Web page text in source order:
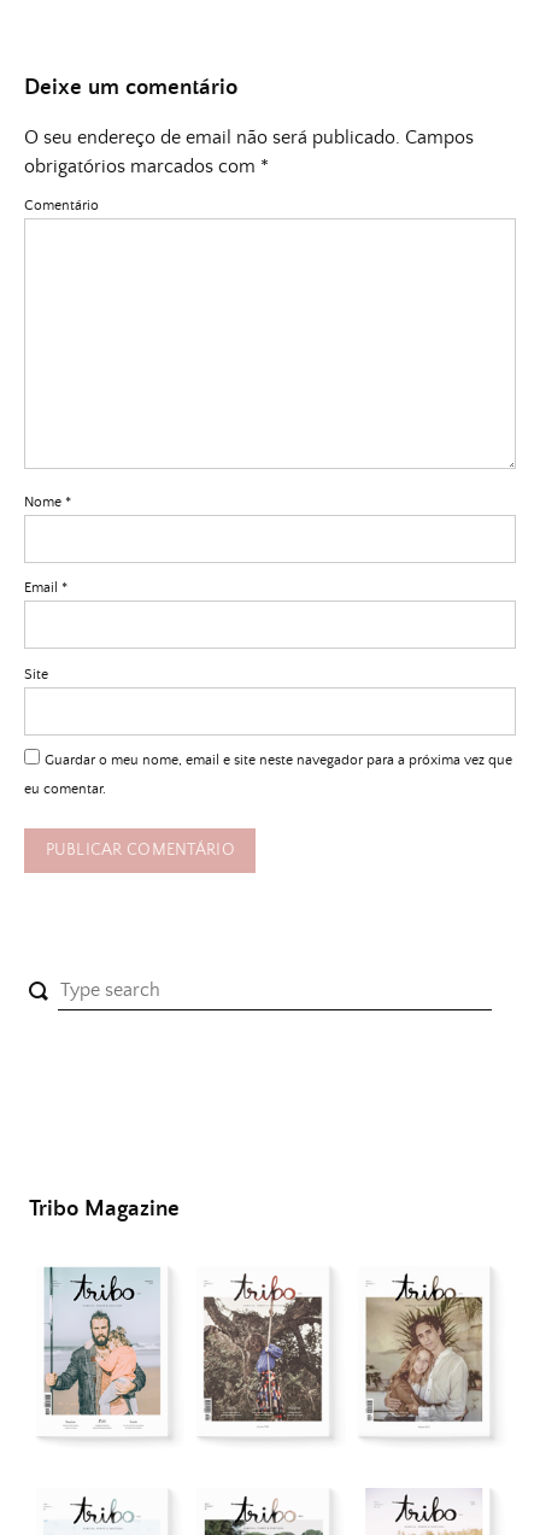
Deixe um comentário
O seu endereço de email não será publicado. Campos
obrigatórios marcados com *
Comentário
Nome *
Email *
Site
Guardar o meu nome, email e site neste navegador para a próxima vez que
eu comentar.
Tribo Magazine